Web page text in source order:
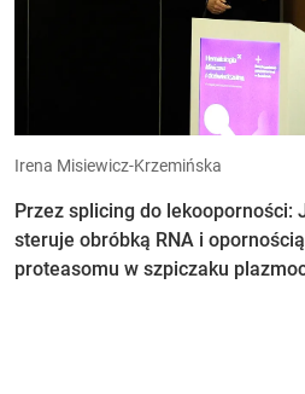
Irena Misiewicz-Krzemińska
Przez splicing do lekooporności:
steruje obróbką RNA i
proteasomu w szpiczaku